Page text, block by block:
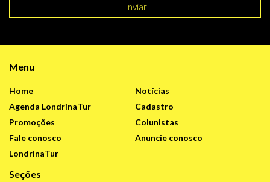
Enviar
Menu
Home
Notícias
Agenda LondrinaTur
Cadastro
Promoções
Colunistas
Fale conosco
Anuncie conosco
LondrinaTur
Seções